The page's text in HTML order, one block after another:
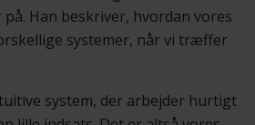
Han beskriver, hvordan vores
systemer, når vi træffer
system, der arbejder hurtigt